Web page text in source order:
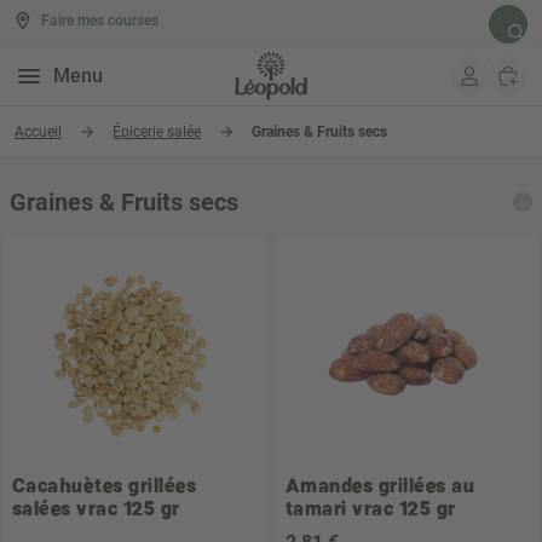
Aller au contenu
Menu
Faire mes courses
Accueil Épicerie salée Graines & Fruits secs
Graines & Fruits secs
Cacahuètes grillées
salées vrac 125 gr
Amandes grillées au
tamari vrac 125 gr